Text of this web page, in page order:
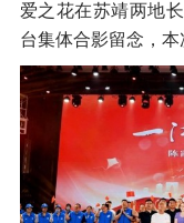
爱之花在苏靖两地
台集体合影留念，本